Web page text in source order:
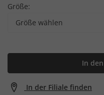
Größe:
Größe wählen
In
In der Filiale finden